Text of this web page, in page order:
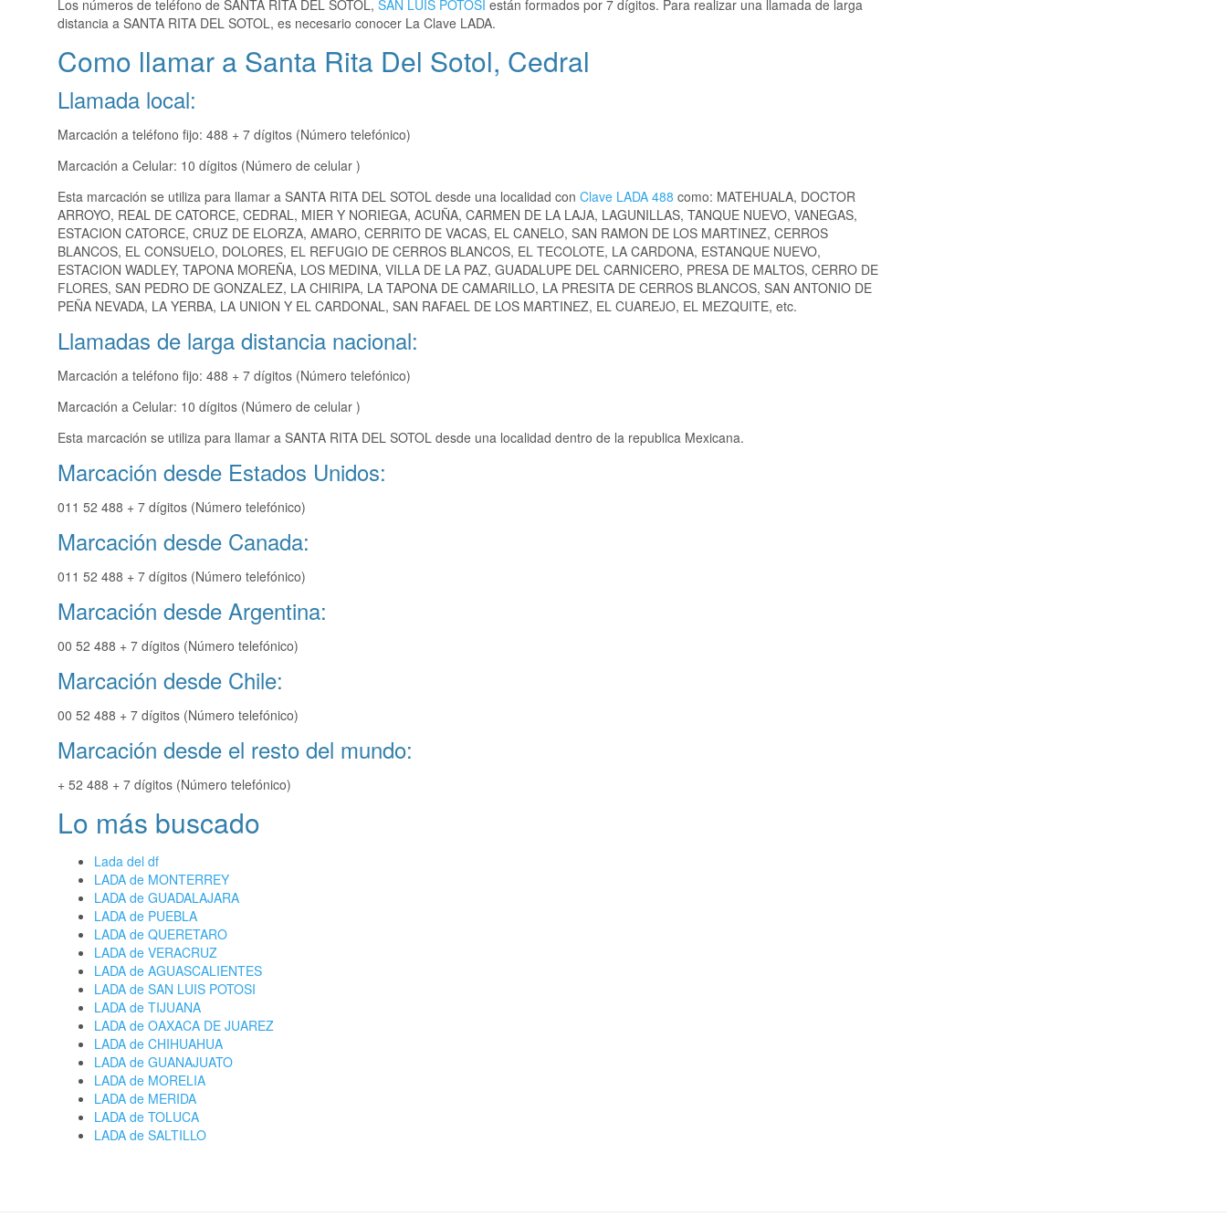
Los números de teléfono de SANTA RITA DEL SOTOL, SAN LUIS POTOSI están formados por 7 dígitos. Para realizar una llamada de larga
distancia a SANTA RITA DEL SOTOL, es necesario conocer La Clave LADA.
Como llamar a Santa Rita Del Sotol, Cedral
Llamada local:
Marcación a teléfono fijo: 488 + 7 dígitos (Número telefónico)
Marcación a Celular: 10 dígitos (Número de celular )
Esta marcación se utiliza para llamar a SANTA RITA DEL SOTOL desde una localidad con Clave LADA 488 como: MATEHUALA, DOCTOR
ARROYO, REAL DE CATORCE, CEDRAL, MIER Y NORIEGA, ACUÑA, CARMEN DE LA LAJA, LAGUNILLAS, TANQUE NUEVO, VANEGAS,
ESTACION CATORCE, CRUZ DE ELORZA, AMARO, CERRITO DE VACAS, EL CANELO, SAN RAMON DE LOS MARTINEZ, CERROS
BLANCOS, EL CONSUELO, DOLORES, EL REFUGIO DE CERROS BLANCOS, EL TECOLOTE, LA CARDONA, ESTANQUE NUEVO,
ESTACION WADLEY, TAPONA MOREÑA, LOS MEDINA, VILLA DE LA PAZ, GUADALUPE DEL CARNICERO, PRESA DE MALTOS, CERRO DE
FLORES, SAN PEDRO DE GONZALEZ, LA CHIRIPA, LA TAPONA DE CAMARILLO, LA PRESITA DE CERROS BLANCOS, SAN ANTONIO DE
PEÑA NEVADA, LA YERBA, LA UNION Y EL CARDONAL, SAN RAFAEL DE LOS MARTINEZ, EL CUAREJO, EL MEZQUITE, etc.
Llamadas de larga distancia nacional:
Marcación a teléfono fijo: 488 + 7 dígitos (Número telefónico)
Marcación a Celular: 10 dígitos (Número de celular )
Esta marcación se utiliza para llamar a SANTA RITA DEL SOTOL desde una localidad dentro de la republica Mexicana.
Marcación desde Estados Unidos:
011 52 488 + 7 dígitos (Número telefónico)
Marcación desde Canada:
011 52 488 + 7 dígitos (Número telefónico)
Marcación desde Argentina:
00 52 488 + 7 dígitos (Número telefónico)
Marcación desde Chile:
00 52 488 + 7 dígitos (Número telefónico)
Marcación desde el resto del mundo:
+ 52 488 + 7 dígitos (Número telefónico)
Lo más buscado
Lada del df
LADA de MONTERREY
LADA de GUADALAJARA
LADA de PUEBLA
LADA de QUERETARO
LADA de VERACRUZ
LADA de AGUASCALIENTES
LADA de SAN LUIS POTOSI
LADA de TIJUANA
LADA de OAXACA DE JUAREZ
LADA de CHIHUAHUA
LADA de GUANAJUATO
LADA de MORELIA
LADA de MERIDA
LADA de TOLUCA
LADA de SALTILLO